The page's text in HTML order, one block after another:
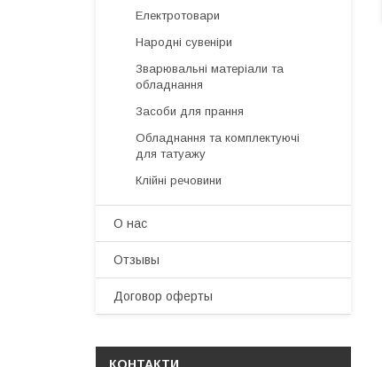
Електротовари
Народні сувеніри
Зварювальні матеріали та
обладнання
Засоби для прання
Обладнання та комплектуючі
для татуажу
Клійні речовини
О нас
Отзывы
Договор оферты